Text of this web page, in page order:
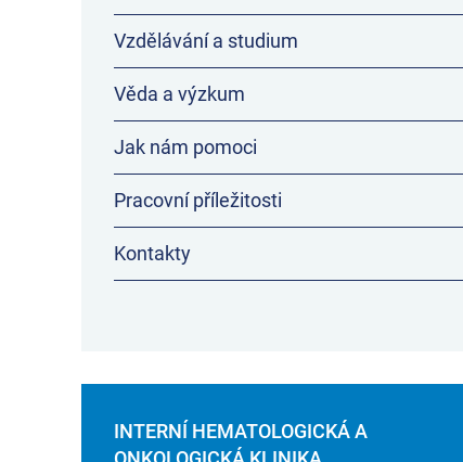
Vzdělávání a studium
Věda a výzkum
Jak nám pomoci
Pracovní příležitosti
Kontakty
INTERNÍ HEMATOLOGICKÁ A